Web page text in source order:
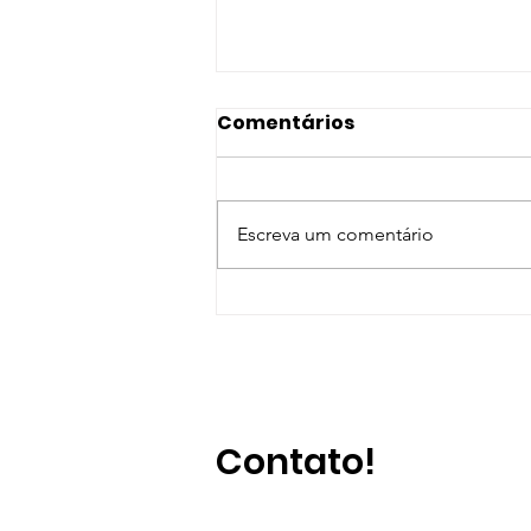
Comentários
Escreva um comentário
Contato!